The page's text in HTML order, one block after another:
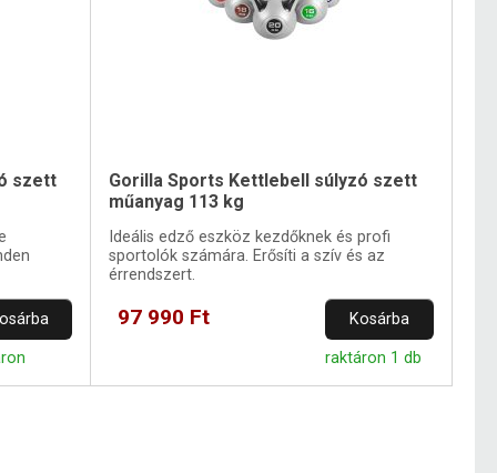
szett
Gorilla Sports Kettlebell súlyzó szett
műanyag 113 kg
Ideális edző eszköz kezdőknek és profi
sportolók számára. Erősíti a szív és az
érrendszert.
97 990 Ft Kosárba
raktáron 1 db